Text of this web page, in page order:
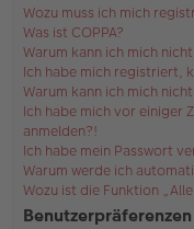
Wozu muss ich mich
Was ist COPPA?
Warum kann ich mich
Ich habe mich registriert,
Warum kann ich mich
Ich habe mich vor einiger
anmelden?!
Ich habe mein Passwort
Warum werde ich
Wozu ist die Funktion